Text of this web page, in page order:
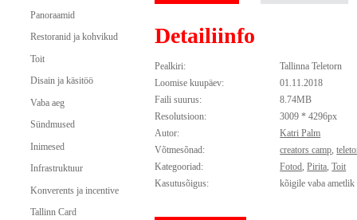
Panoraamid
Restoranid ja kohvikud
Toit
Disain ja käsitöö
Vaba aeg
Sündmused
Inimesed
Infrastruktuur
Konverents ja incentive
Tallinn Card
Detailiinfo
Pealkiri:
Tallinna Teletorn
Loomise kuupäev:
01.11.2018
Faili suurus:
8.74MB
Resolutsioon:
3009 * 4296px
Autor:
Katri Palm
Võtmesõnad:
creators camp,
Kategooriad:
Fotod,Pirita,Toit
Kasutusõigus:
kõigile vaba